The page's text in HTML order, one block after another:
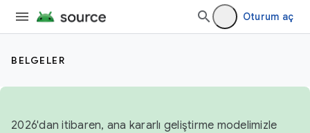
Oturum aç
BELGELER
2026'dan itibaren, ana kararlı geliştirme modelimizle